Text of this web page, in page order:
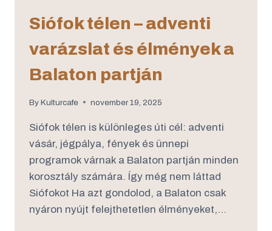
Siófok télen – adventi
varázslat és élmények a
Balaton partján
By Kulturcafe november 19, 2025
Siófok télen is különleges úti cél: adventi
vásár, jégpálya, fények és ünnepi
programok várnak a Balaton partján minden
korosztály számára. Így még nem láttad
Siófokot Ha azt gondolod, a Balaton csak
nyáron nyújt felejthetetlen élményeket,…